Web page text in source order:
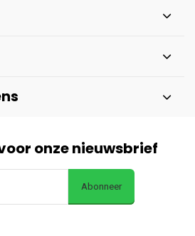
onze nieuwsbrief
Abonneer